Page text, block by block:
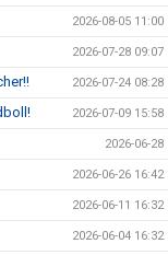
2026-08-05 11:00
2026-07-28 09:07
2026-07-24 08:28
2026-07-09 15:58
2026-06-28
2026-06-26 16:42
2026-06-11 16:32
2026-06-04 16:32